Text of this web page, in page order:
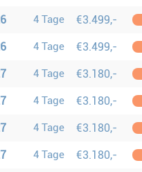
4 Tage €3.499,-
4 Tage €3.499,-
4 Tage €3.180,-
4 Tage €3.180,-
4 Tage €3.180,-
4 Tage €3.180,-